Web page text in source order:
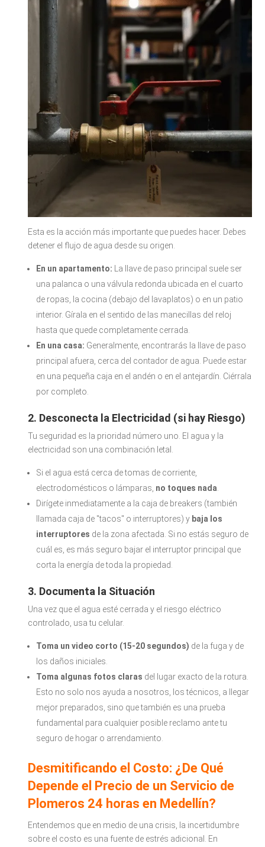
Esta es la acción más importante que puedes hacer. Debes
detener el flujo de agua desde su origen.
En un apartamento: La llave de paso principal suele ser
una palanca o una válvula redonda ubicada en el cuarto
de ropas, la cocina (debajo del lavaplatos) o en un patio
interior. Gírala en el sentido de las manecillas del reloj
hasta que quede completamente cerrada.
En una casa: Generalmente, encontrarás la llave de paso
principal afuera, cerca del contador de agua. Puede estar
en una pequeña caja en el andén o en el antejardín. Ciérrala
por completo.
2. Desconecta la Electricidad (si hay Riesgo)
Tu seguridad es la prioridad número uno. El agua y la
electricidad son una combinación letal.
Si el agua está cerca de tomas de corriente,
electrodomésticos o lámparas, no toques nada.
Dirígete inmediatamente a la caja de breakers (también
llamada caja de "tacos" o interruptores) y baja los
interruptores de la zona afectada. Si no estás seguro de
cuál es, es más seguro bajar el interruptor principal que
corta la energía de toda la propiedad.
3. Documenta la Situación
Una vez que el agua esté cerrada y el riesgo eléctrico
controlado, usa tu celular.
Toma un video corto (15-20 segundos) de la fuga y de
los daños iniciales.
Toma algunas fotos claras del lugar exacto de la rotura.
Esto no solo nos ayuda a nosotros, los técnicos, a llegar
mejor preparados, sino que también es una prueba
fundamental para cualquier posible reclamo ante tu
seguro de hogar o arrendamiento.
Desmitificando el Costo: ¿De Qué
Depende el Precio de un Servicio de
Plomeros 24 horas en Medellín?
Entendemos que en medio de una crisis, la incertidumbre
sobre el costo es una fuente de estrés adicional. En